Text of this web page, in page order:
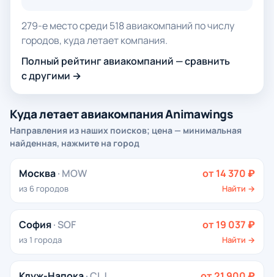
279-е место среди 518 авиакомпаний по числу
городов, куда летает компания.
Полный рейтинг авиакомпаний — сравнить
с другими →
Куда летает авиакомпания Animawings
Направления из наших поисков; цена — минимальная
найденная, нажмите на город
Москва· MOW
из 6 городов
от 14 370 ₽
Найти →
София· SOF
из 1 города
от 19 037 ₽
Найти →